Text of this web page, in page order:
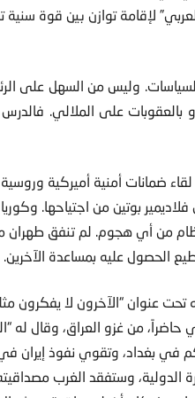
لإقامة توازن بين قوة
وليس من السهل على
بالعقوبات على الملالي.
ضمانات أمنية أميركية
الرئيس فلاديمير بوتين من
من أي هجوم. لم تنفق طهران
الحصول عليه بمساعدة الآخرين.
عنوان “الآخرون لا يفكرون
براغ عام 2002، وكان مونتاني حاضراً، من غزو
في بغداد، وتقوي نفوذ إيران في
الدولية، وستفقد الغرب